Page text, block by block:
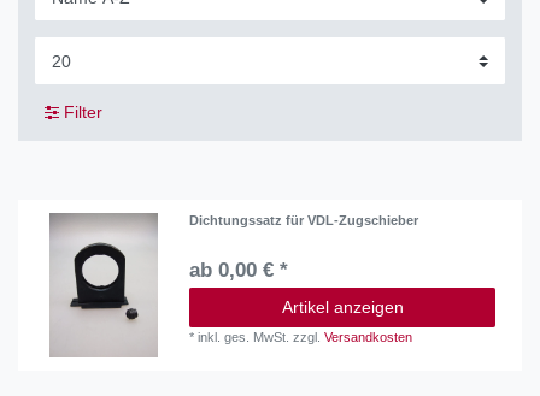
Filter
Dichtungssatz für VDL-Zugschieber
ab 0,00 € *
Artikel anzeigen
*inkl. ges. MwSt. zzgl.Versandkosten